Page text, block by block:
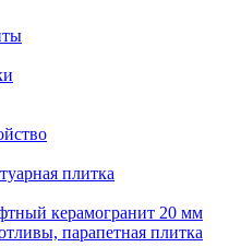
плитка
керамогранит 20 мм
парапетная плитка